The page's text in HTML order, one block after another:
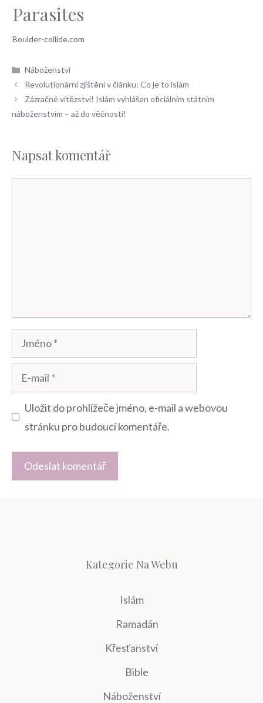
Parasites
Rubriky
Náboženství
Revolutionární zjištění v článku: Co je to islám
Zázračné vítězství! Islám vyhlášen oficiálním státním
náboženstvím – až do věčnosti!
Napsat komentář
Jméno
mail
Uložit do prohlížeče jméno, e-mail a webovou
stránku pro budoucí komentáře.
Kategorie Na Webu
Islám
Ramadán
Křesťanství
Bible
Náboženství